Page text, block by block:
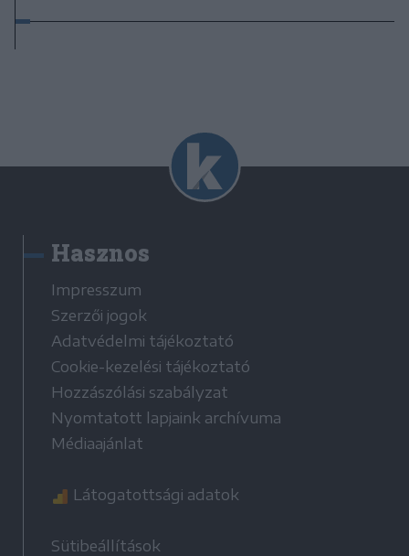
Hasznos
Impresszum
Szerzői jogok
Adatvédelmi tájékoztató
Cookie-kezelési tájékoztató
Hozzászólási szabályzat
Nyomtatott lapjaink archívuma
Médiaajánlat
Látogatottsági adatok
Sütibeállítások